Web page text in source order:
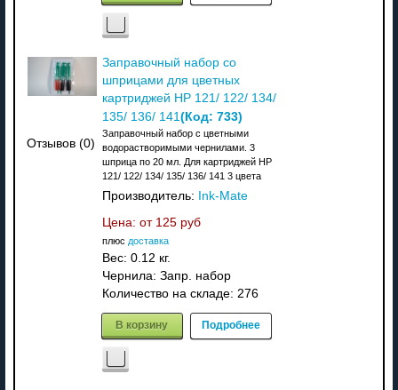
Отзывов (0)
Заправочный набор со
шприцами для цветных
картриджей HP 121/ 122/ 134/
135/ 136/ 141(Код: 733)
Заправочный набор с цветными
водорастворимыми чернилами. 3
шприца по 20 мл. Для картриджей HP
121/ 122/ 134/ 135/ 136/ 141 3 цвета
Производитель:
Ink-Mate
Цена: от 125 руб
плюс доставка
Вес: 0.12 кг.
Чернила: Запр. набор
Количество на складе: 276
В корзину Подробнее